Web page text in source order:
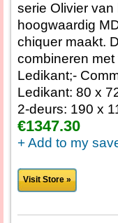
serie Olivier
hoogwaardig
chiquer maakt.
combineren
Ledikant;-
Ledikant: 80 x
2-deurs: 190 x
€1347.30
+ Add to my
Visit Store »